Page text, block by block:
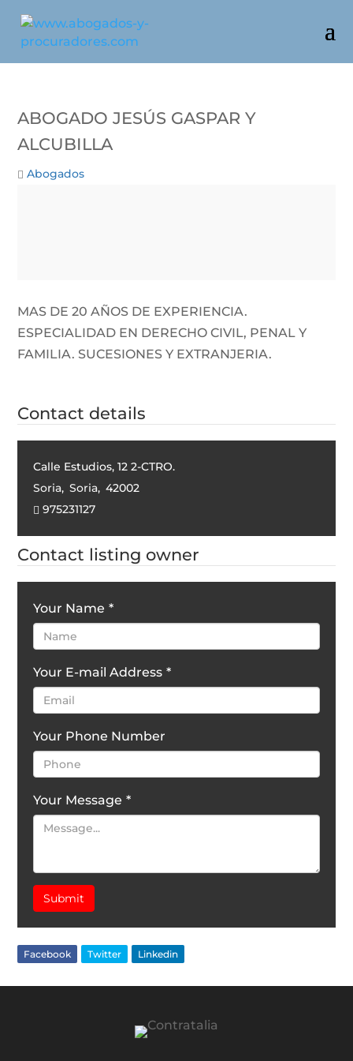
Abogado Jesús Gaspar Y
Alcubilla
Abogados
MAS DE 20 AÑOS DE EXPERIENCIA.
ESPECIALIDAD EN DERECHO CIVIL, PENAL Y
FAMILIA. SUCESIONES Y EXTRANJERIA.
Contact details
Calle Estudios, 12 2-CTRO.
Soria, Soria, 42002
975231127
Contact listing owner
Your Name *
Your E-mail Address *
Your Phone Number
Your Message *
Submit
Facebook Twitter Linkedin